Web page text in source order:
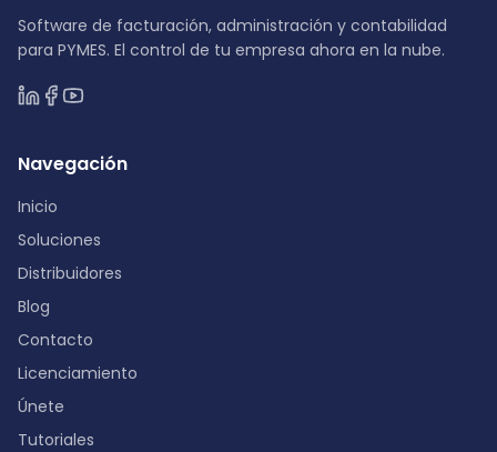
Software de facturación, administración y contabilidad
para PYMES. El control de tu empresa ahora en la nube.
Navegación
Inicio
Soluciones
Distribuidores
Blog
Contacto
Licenciamiento
Únete
Tutoriales